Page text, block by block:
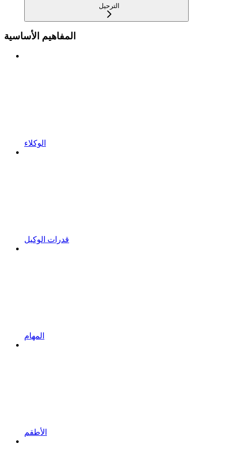
الترحيل
المفاهيم الأساسية
الوكلاء
قدرات الوكيل
المهام
الأطقم